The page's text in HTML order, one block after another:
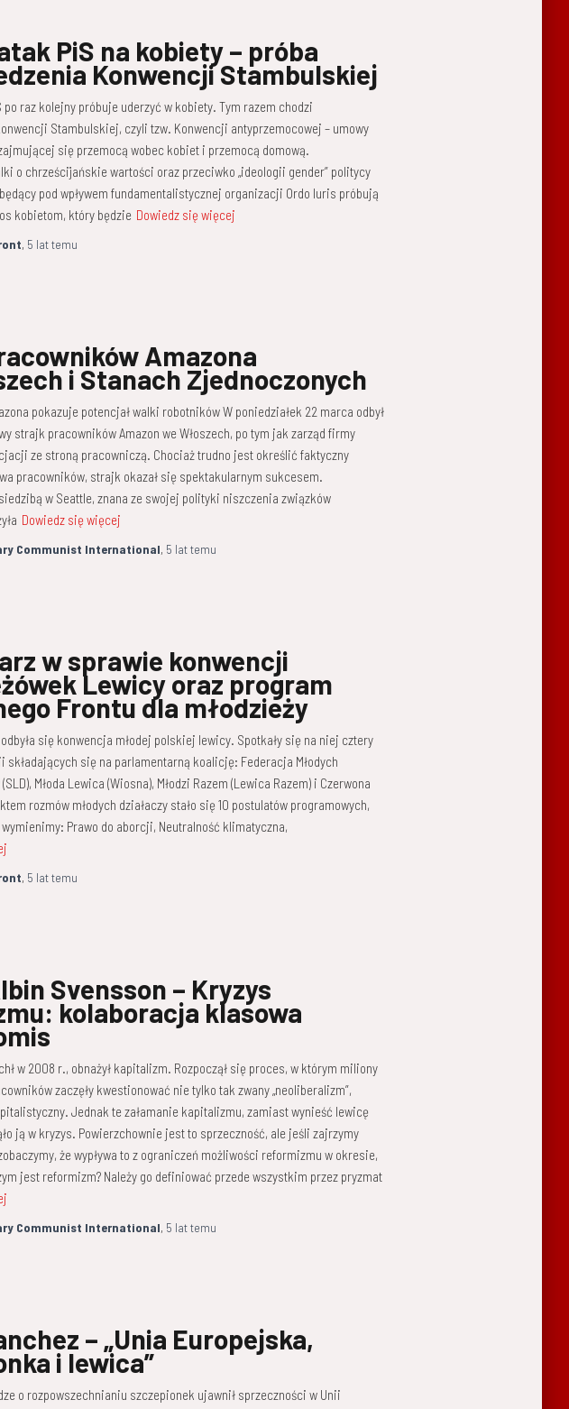
PiS na kobiety – próba
Konwencji Stambulskiej
po raz kolejny próbuje uderzyć w kobiety. Tym razem chodzi
Stambulskiej, czyli tzw. Konwencji antyprzemocowej – umowy
się przemocą wobec kobiet i przemocą domową.
o chrześcijańskie wartości oraz przeciwko „ideologii gender” politycy
pod wpływem fundamentalistycznej organizacji Ordo Iuris próbują
kobietom, który będzie Dowiedz się więcej
, 5 lattemu
Amazona
i Stanach Zjednoczonych
pokazuje potencjał walki robotników W poniedziałek 22 marca odbył
strajk pracowników Amazon we Włoszech, po tym jak zarząd firmy
ze stroną pracowniczą. Chociaż trudno jest określić faktyczny
pracowników, strajk okazał się spektakularnym sukcesem.
w Seattle, znana ze swojej polityki niszczenia związków
Dowiedz się więcej
Communist International, 5 lattemu
w sprawie konwencji
Lewicy oraz program
Frontu dla młodzieży
się konwencja młodej polskiej lewicy. Spotkały się na niej cztery
składających się na parlamentarną koalicję: Federacja Młodych
Młoda Lewica (Wiosna), Młodzi Razem (Lewica Razem) i Czerwona
rozmów młodych działaczy stało się 10 postulatów programowych,
Prawo do aborcji, Neutralność klimatyczna,
, 5 lattemu
Svensson – Kryzys
kolaboracja klasowa
w 2008 r., obnażył kapitalizm. Rozpoczął się proces, w którym miliony
zaczęły kwestionować nie tylko tak zwany „neoliberalizm”,
Jednak te załamanie kapitalizmu, zamiast wynieść lewicę
ją w kryzys. Powierzchownie jest to sprzeczność, ale jeśli zajrzymy
że wypływa to z ograniczeń możliwości reformizmu w okresie,
jest reformizm? Należy go definiować przede wszystkim przez pryzmat
Communist International, 5 lattemu
– „Unia Europejska,
i lewica”
o rozpowszechnianiu szczepionek ujawnił sprzeczności w Unii